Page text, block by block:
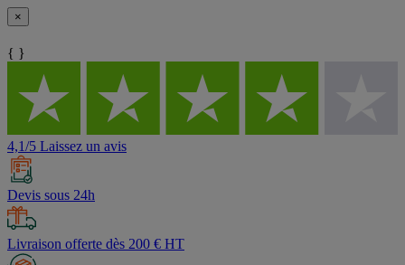
×
{ }
4,1/5 Laissez un avis
Devis sous 24h
Livraison offerte dès 200 € HT